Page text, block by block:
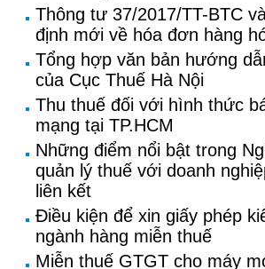
Thông tư 37/2017/TT-BTC
định mới về hóa đơn hàng
Tổng hợp văn bản hướng
của Cục Thuế Hà Nội
Thu thuế đối với hình thức
mạng tại TP.HCM
Những điểm nổi bật trong
quản lý thuế với doanh
liên kết
Điều kiện để xin giấy phép
ngành hàng miễn thuế
Miễn thuế GTGT cho máy